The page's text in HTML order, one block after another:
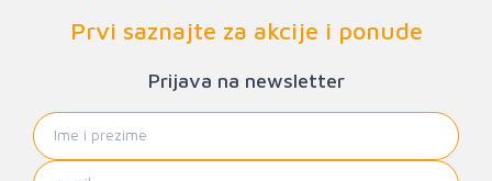
Prvi saznajte za akcije i ponude
Prijava na newsletter